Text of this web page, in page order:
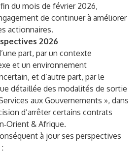
du mois de février 2026,
de continuer à améliorer
actionnaires.
2026
part, par un contexte
et un environnement
et d’autre part, par le
détaillée des modalités de sortie
aux Gouvernements », dans
d’arrêter certains contrats
& Afrique.
à jour ses perspectives